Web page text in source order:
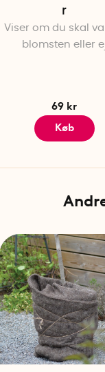
r
Viser om du skal
blomsten eller
69 kr
Køb